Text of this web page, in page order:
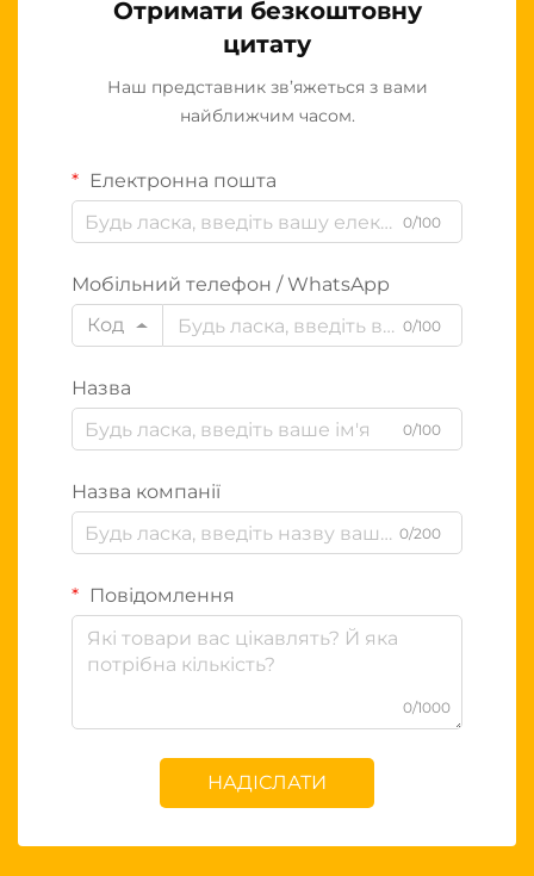
Отримати безкоштовну
цитату
Наш представник зв’яжеться з вами
найближчим часом.
Електронна пошта
0/100
Мобільний телефон / WhatsApp
Код
0/100
Назва
0/100
Назва компанії
0/200
Повідомлення
0/1000
НАДІСЛАТИ